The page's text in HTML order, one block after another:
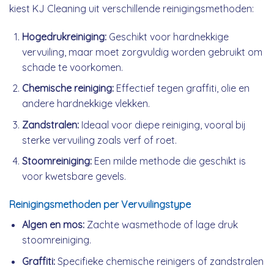
kiest KJ Cleaning uit verschillende reinigingsmethoden:
Hogedrukreiniging:Geschikt voor hardnekkige
vervuiling, maar moet zorgvuldig worden gebruikt om
schade te voorkomen.
Chemische reiniging:Effectief tegen graffiti, olie en
andere hardnekkige vlekken.
Zandstralen:Ideaal voor diepe reiniging, vooral bij
sterke vervuiling zoals verf of roet.
Stoomreiniging:Een milde methode die geschikt is
voor kwetsbare gevels.
Reinigingsmethoden per Vervuilingstype
Algen en mos:Zachte wasmethode of lage druk
stoomreiniging.
Graffiti:Specifieke chemische reinigers of zandstralen